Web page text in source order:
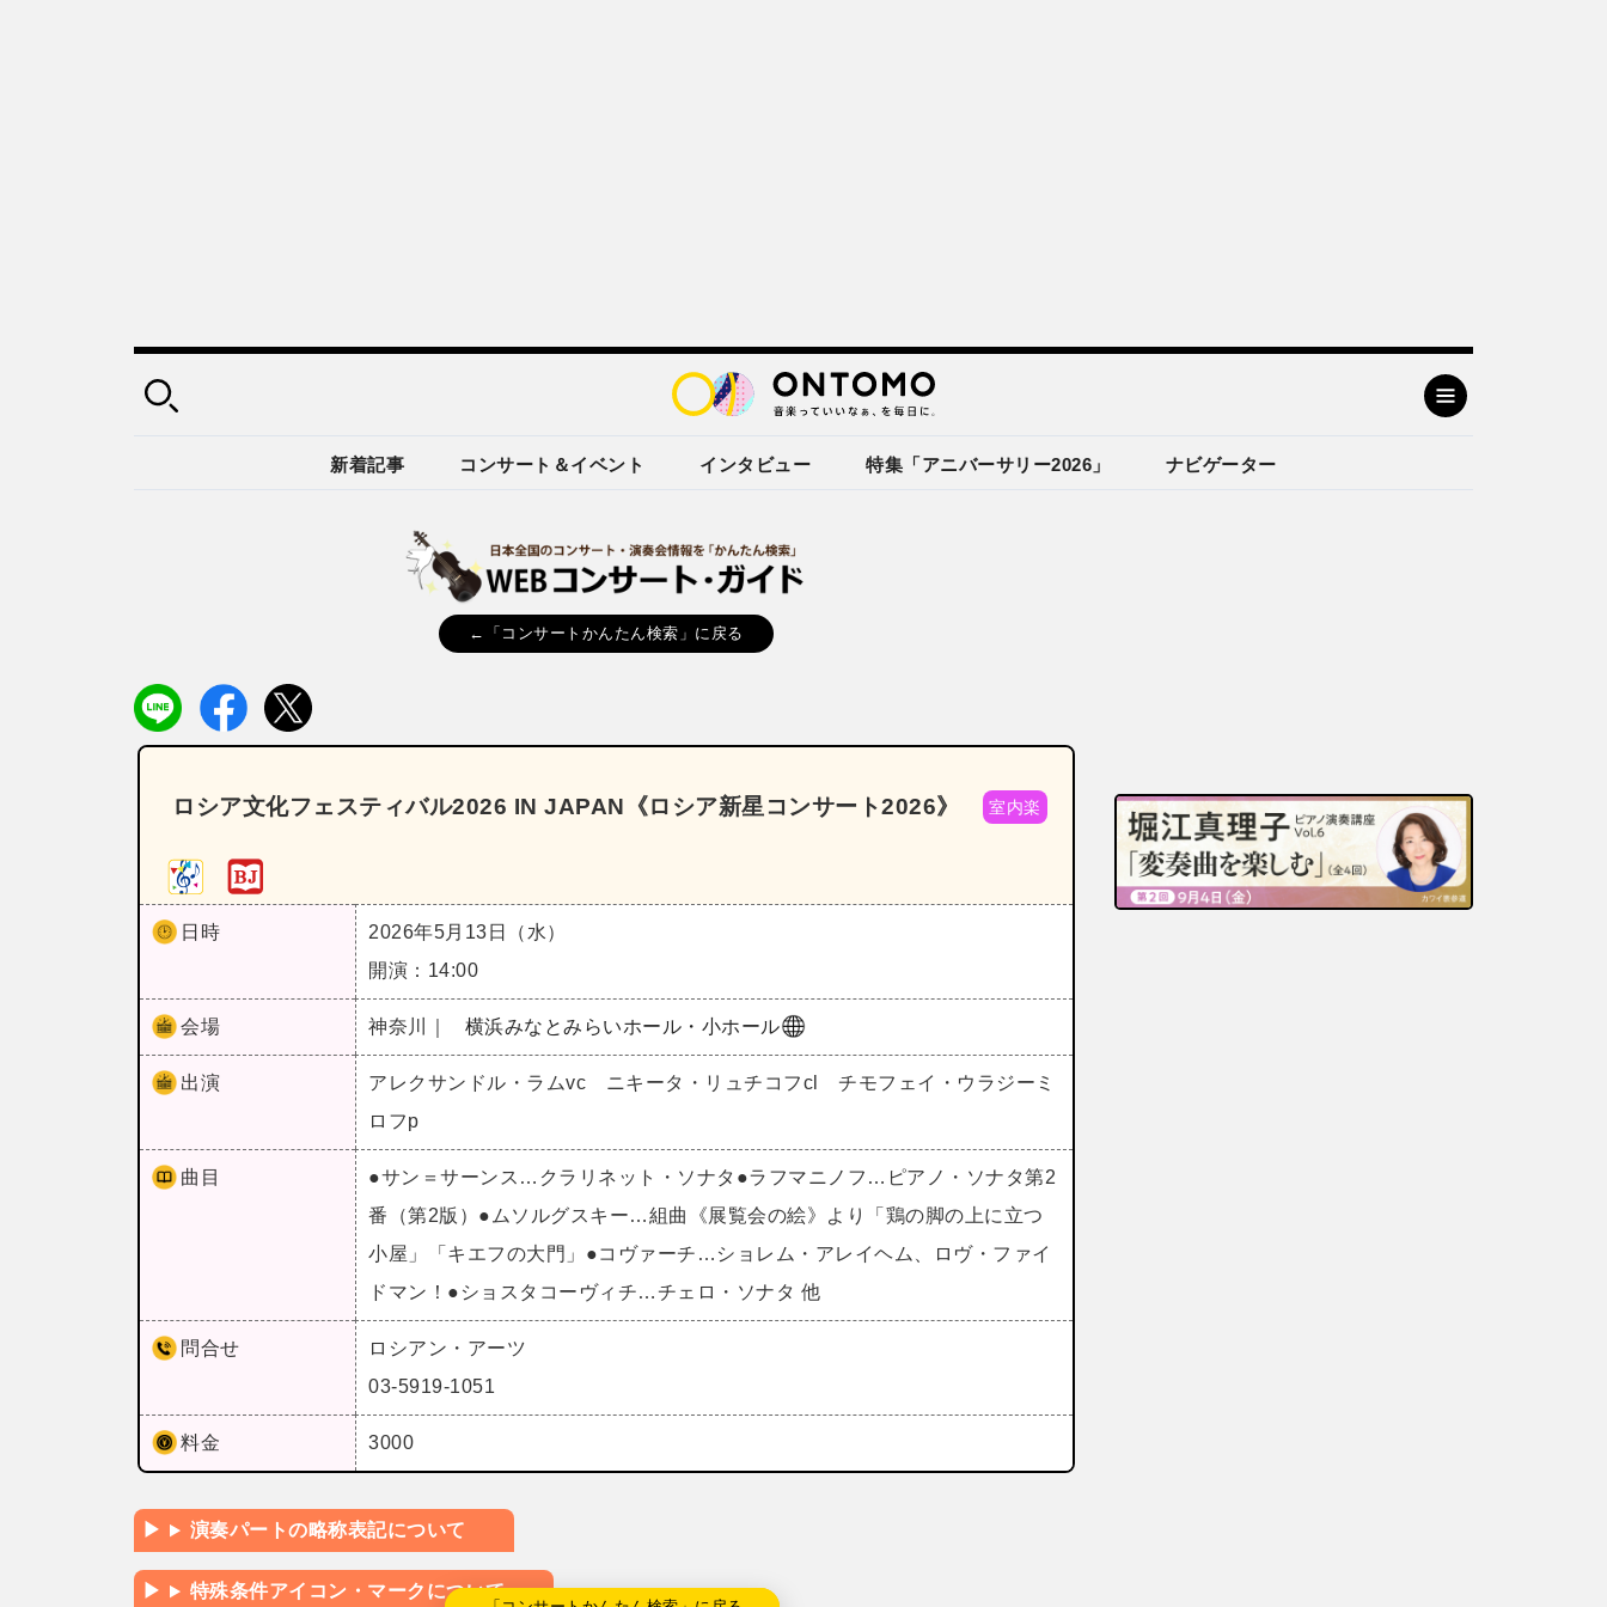
新着記事 コンサート＆イベント インタビュー 特集「アニバーサリー2026」 ナビゲーター
←「コンサートかんたん検索」に戻る
ロシア文化フェスティバル2026 IN JAPAN《ロシア新星コンサート2026》 室内楽
日時
2026年5月13日（水）
開演：14:00
会場 神奈川｜ 横浜みなとみらいホール・小ホール
出演
アレクサンドル・ラムvc ニキータ・リュチコフcl チモフェイ・ウラジーミ
ロフp
曲目
●サン＝サーンス…クラリネット・ソナタ●ラフマニノフ…ピアノ・ソナタ第2
番（第2版）●ムソルグスキー…組曲《展覧会の絵》より「鶏の脚の上に立つ
小屋」「キエフの大門」●コヴァーチ…ショレム・アレイヘム、ロヴ・ファイ
ドマン！●ショスタコーヴィチ…チェロ・ソナタ 他
問合せ
ロシアン・アーツ
03-5919-1051
料金 3000
演奏パートの略称表記について
特殊条件アイコン・マークについて